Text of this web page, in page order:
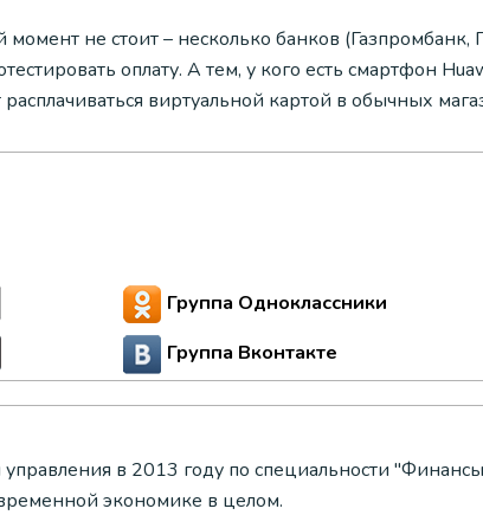
не стоит – несколько банков
оплату. А тем, у кого есть смартфон
виртуальной картой в обычных
Группа Одноклассники
Группа Вконтакте
в 2013 году по специальности
экономике в целом.